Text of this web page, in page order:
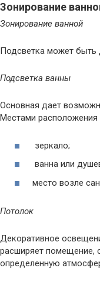
Зонирование
Зонирование ванной
Подсветка может быть
Подсветка ванны
Основная дает
Местами расположения
зеркало;
ванна или
место возле
Потолок
Декоративное
расширяет помещение,
определенную